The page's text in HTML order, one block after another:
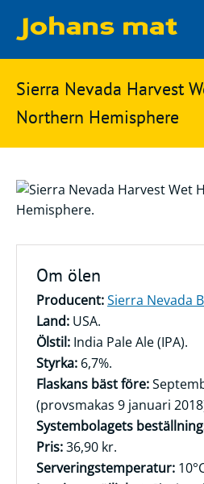
Matbloggen
Innertemperaturer
Ingredienser
Matsnack
Ölbloggen
Bryggerier
Ölstilar
Kontakt
Frågor
svar
Ölprovning
Sök
på
Johans
mat
Sierra Nevada Harvest
Northern Hemisphere
Om ölen
Producent:Sierra Nevada
Land: USA.
Ölstil: India Pale Ale (IPA).
Styrka: 6,7%.
Flaskans bäst före:
(provsmakas 9 januari
Systembolagets
Pris:36,90 kr.
Serveringstemperatur: